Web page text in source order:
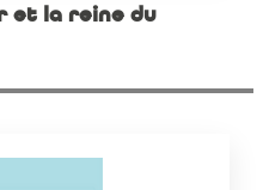
et la reine du